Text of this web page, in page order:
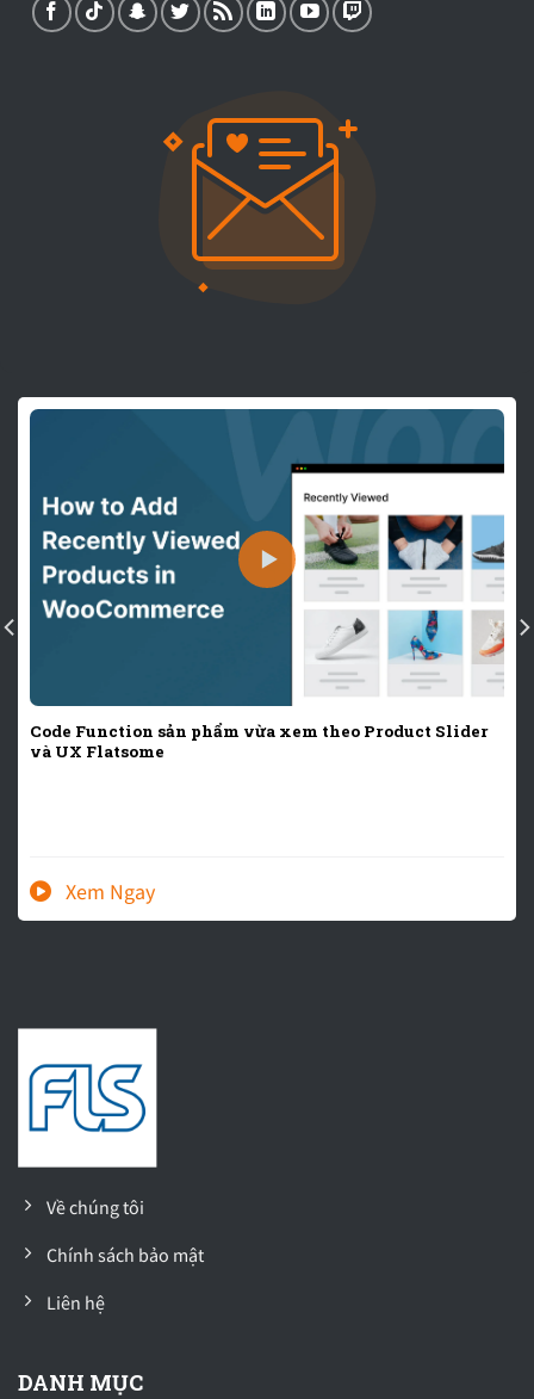
Code Function sản phẩm vừa xem theo Product Slider
và UX Flatsome
Về chúng tôi
Chính sách bảo mật
Liên hệ
DANH MỤC